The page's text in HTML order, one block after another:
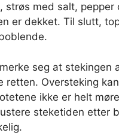
strøs med salt,
er dekket. Til slutt,
seg at stekingen
retten. Oversteking
ikke er helt
steketiden etter